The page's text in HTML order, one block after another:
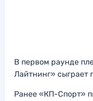
В первом раунде
Лайтнинг» сыграет
Ранее «КП-Спорт»